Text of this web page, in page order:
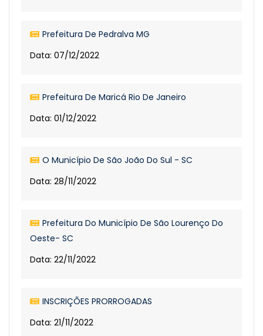
Prefeitura De Pedralva MG
Data: 07/12/2022
Prefeitura De Maricá Rio De Janeiro
Data: 01/12/2022
O Município De São João Do Sul - SC
Data: 28/11/2022
Prefeitura Do Município De São Lourenço Do
Oeste- SC
Data: 22/11/2022
INSCRIÇÕES PRORROGADAS
Data: 21/11/2022